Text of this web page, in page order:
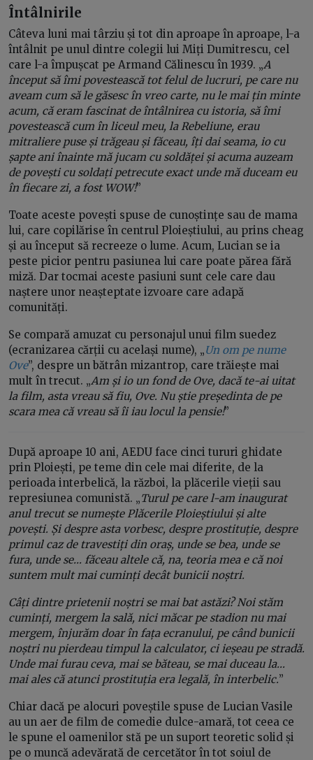
Întâlnirile
Câteva luni mai târziu și tot din aproape în aproape, l-a
întâlnit pe unul dintre colegii lui Miți Dumitrescu, cel
care l-a împușcat pe Armand Călinescu în 1939. „A
început să îmi povestească tot felul de lucruri, pe care nu
aveam cum să le găsesc în vreo carte, nu le mai țin minte
acum, că eram fascinat de întâlnirea cu istoria, să îmi
povestească cum în liceul meu, la Rebeliune, erau
mitraliere puse și trăgeau și făceau, îți dai seama, io cu
șapte ani înainte mă jucam cu soldăței și acuma auzeam
de povești cu soldați petrecute exact unde mă duceam eu
în fiecare zi, a fost WOW!”
Toate aceste povești spuse de cunoștințe sau de mama
lui, care copilărise în centrul Ploieștiului, au prins cheag
și au început să recreeze o lume. Acum, Lucian se ia
peste picior pentru pasiunea lui care poate părea fără
miză. Dar tocmai aceste pasiuni sunt cele care dau
naștere unor neașteptate izvoare care adapă
comunități.
Se compară amuzat cu personajul unui film suedez
(ecranizarea cărții cu același nume), „Un om pe nume
Ove”, despre un bătrân mizantrop, care trăiește mai
mult în trecut. „Am și io un fond de Ove, dacă te-ai uitat
la film, asta vreau să fiu, Ove. Nu știe președinta de pe
scara mea că vreau să îi iau locul la pensie!”
După aproape 10 ani, AEDU face cinci tururi ghidate
prin Ploiești, pe teme din cele mai diferite, de la
perioada interbelică, la război, la plăcerile vieții sau
represiunea comunistă. „Turul pe care l-am inaugurat
anul trecut se numește Plăcerile Ploieștiului și alte
povești. Și despre asta vorbesc, despre prostituție, despre
primul caz de travestiți din oraș, unde se bea, unde se
fura, unde se… făceau altele că, na, teoria mea e că noi
suntem mult mai cuminți decât bunicii noștri.
Câți dintre prietenii noștri se mai bat astăzi? Noi stăm
cuminți, mergem la sală, nici măcar pe stadion nu mai
mergem, înjurăm doar în fața ecranului, pe când bunicii
noștri nu pierdeau timpul la calculator, ci ieșeau pe stradă.
Unde mai furau ceva, mai se băteau, se mai duceau la…
mai ales că atunci prostituția era legală, în interbelic.”
Chiar dacă pe alocuri poveștile spuse de Lucian Vasile
au un aer de film de comedie dulce-amară, tot ceea ce
le spune el oamenilor stă pe un suport teoretic solid și
pe o muncă adevărată de cercetător în tot soiul de